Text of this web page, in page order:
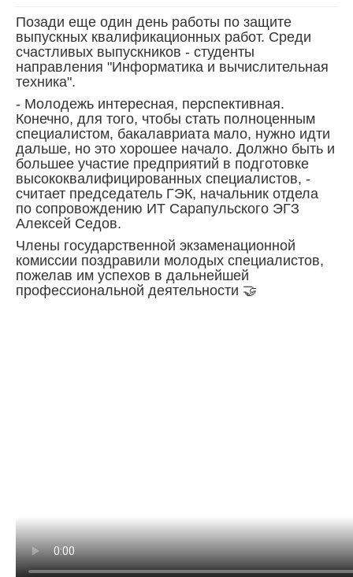
Позади еще один день работы по защите
выпускных квалификационных работ. Среди
счастливых выпускников - студенты
направления "Информатика и вычислительная
техника".
- Молодежь интересная, перспективная.
Конечно, для того, чтобы стать полноценным
специалистом, бакалавриата мало, нужно идти
дальше, но это хорошее начало. Должно быть и
большее участие предприятий в подготовке
высококвалифицированных специалистов, -
считает председатель ГЭК, начальник отдела
по сопровождению ИТ Сарапульского ЭГЗ
Алексей Седов.
Члены государственной экзаменационной
комиссии поздравили молодых специалистов,
пожелав им успехов в дальнейшей
профессиональной деятельности 🤝